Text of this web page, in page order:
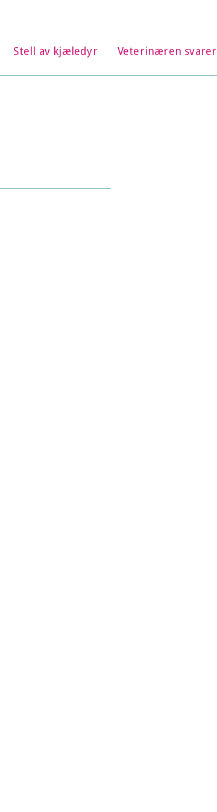
Stell av kjæledyr Veterinæren svarer